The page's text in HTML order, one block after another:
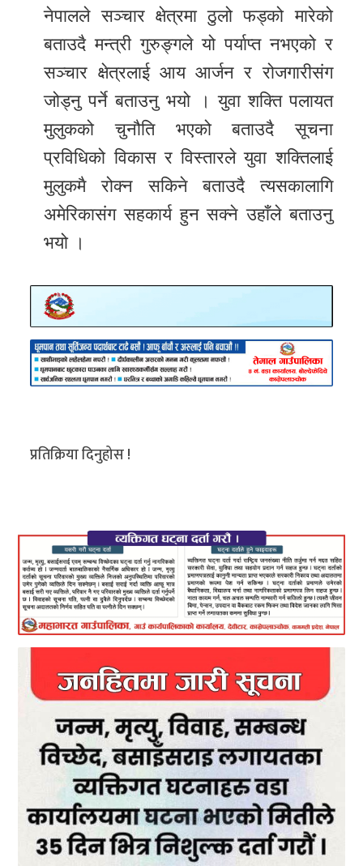
नेपालले सञ्‍चार क्षेत्रमा ठुलो फड्को मारेको
बताउदै मन्त्री गुरुङ्गले यो पर्याप्त नभएको र
सञ्‍चार क्षेत्रलाई आय आर्जन र रोजगारीसंग
जोड्नु पर्ने बताउनु भयो । युवा शक्ति पलायत
मुलुकको चुनौति भएको बताउदै सूचना
प्रविधिको विकास र विस्तारले युवा शक्तिलाई
मुलुकमै रोक्न सकिने बताउदै त्यसकालागि
अमेरिकासंग सहकार्य हुन सक्ने उहाँले बताउनु
भयो ।
प्रतिक्रिया दिनुहोस !